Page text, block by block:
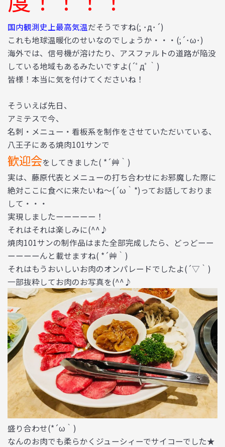
国内観測史上最高気温だそうですね(; ･д･´)
これも地球温暖化のせいなのでしょうか・・・(;´･ω･)
海外では、信号機が溶けたり、アスファルトの道路が陥没
している地域もあるみたいですよ(´ﾟдﾟ｀)
皆様！本当に気を付けてくださいね！
そういえば先日、
アミテスで今、
名刺・メニュー・看板系を制作をさせていただいている、
八王子にある焼肉101サンで
歓迎会をしてきました( *´艸｀)
実は、藤原代表とメニューの打ち合わせにお邪魔した際に
絶対ここに食べに来たいね～(´ω｀*)ってお話しておりま
して・・・
実現しましたーーーーー！
それはそれは楽しみに(^^♪
焼肉101サンの制作品はまた全部完成したら、どっどーー
ーーーーんと載せますね( *´艸｀)
それはもうおいしいお肉のオンパレードでしたよ(´▽｀)
一部抜粋してお肉のお写真を(^^♪
盛り合わせ(*´ω｀)
なんのお肉でも柔らかくジューシィーでサイコーでした★